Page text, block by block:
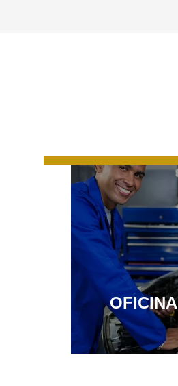
OFICINA